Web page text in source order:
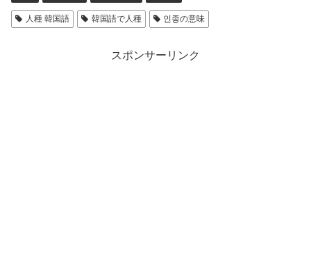
人種 韓国語 韓国語で人種 인종の意味
スポンサーリンク